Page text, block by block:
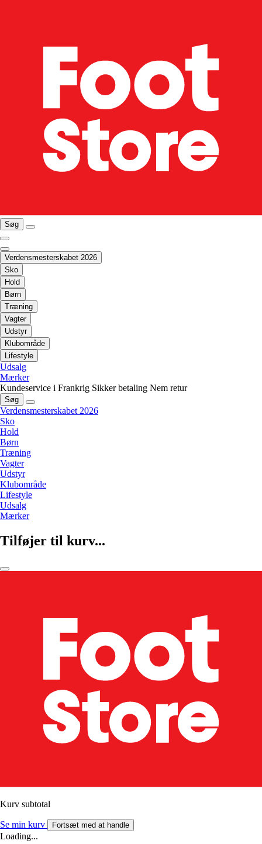
Søg
Verdensmesterskabet 2026
Sko
Hold
Børn
Træning
Vagter
Udstyr
Klubområde
Lifestyle
Udsalg
Mærker
Kundeservice i Frankrig Sikker betaling Nem retur
Søg
Verdensmesterskabet 2026
Sko
Hold
Børn
Træning
Vagter
Udstyr
Klubområde
Lifestyle
Udsalg
Mærker
Tilføjer til kurv...
Kurv subtotal
Se min kurv Fortsæt med at handle
Loading...